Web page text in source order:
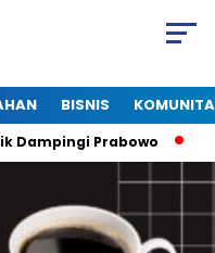
BISNIS
Prabowo